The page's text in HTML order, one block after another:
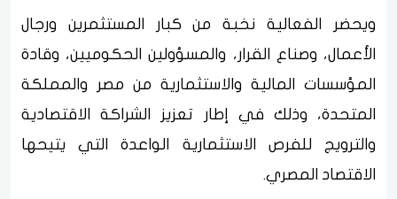
ويحضر الفعالية نخبة من كبار المستثمرين ورجال
الأعمال، وصناع القرار، والمسؤولين الحكوميين، وقادة
المؤسسات المالية والاستثمارية من مصر والمملكة
المتحدة، وذلك في إطار تعزيز الشراكة الاقتصادية
والترويج للفرص الاستثمارية الواعدة التي يتيحها
الاقتصاد المصري.